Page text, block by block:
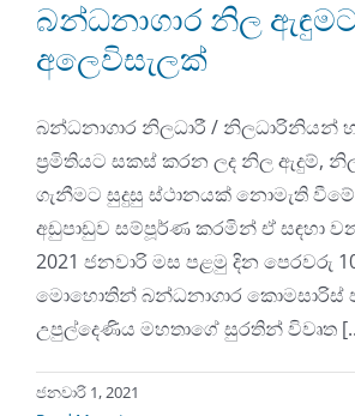
බන්ධනාගාර නිල
අලෙවිසැලක්
බන්ධනාගාර නිලධාරී / නිලධාරිනියන්
ප්‍රමිතියට සකස් කරන ලද නිල ඇදුම්,
ගැනීමට සුදුසු ස්ථානයක් නොමැති
අඩුපාඩුව සම්පූර්ණ කරමින් ඒ සඳහා
2021 ජනවාරි මස පළමු දින පෙරවරු
මොහොතින් බන්ධනාගාර කොමසාරිස්
උපුල්දෙණිය මහතාගේ සුරතින් විවෘත
ජනවාරි 1, 2021